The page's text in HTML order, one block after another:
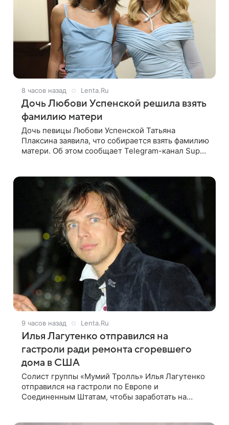
8 часов назад Lenta.Ru
Дочь Любови Успенской решила взять
фамилию матери
Дочь певицы Любови Успенской Татьяна
Плаксина заявила, что собирается взять фамилию
матери. Об этом сообщает Telegram-канал Super.
9 часов назад Lenta.Ru
Илья Лагутенко отправился на
гастроли ради ремонта сгоревшего
дома в США
Солист группы «Мумий Тролль» Илья Лагутенко
отправился на гастроли по Европе и
Соединенным Штатам, чтобы заработать на